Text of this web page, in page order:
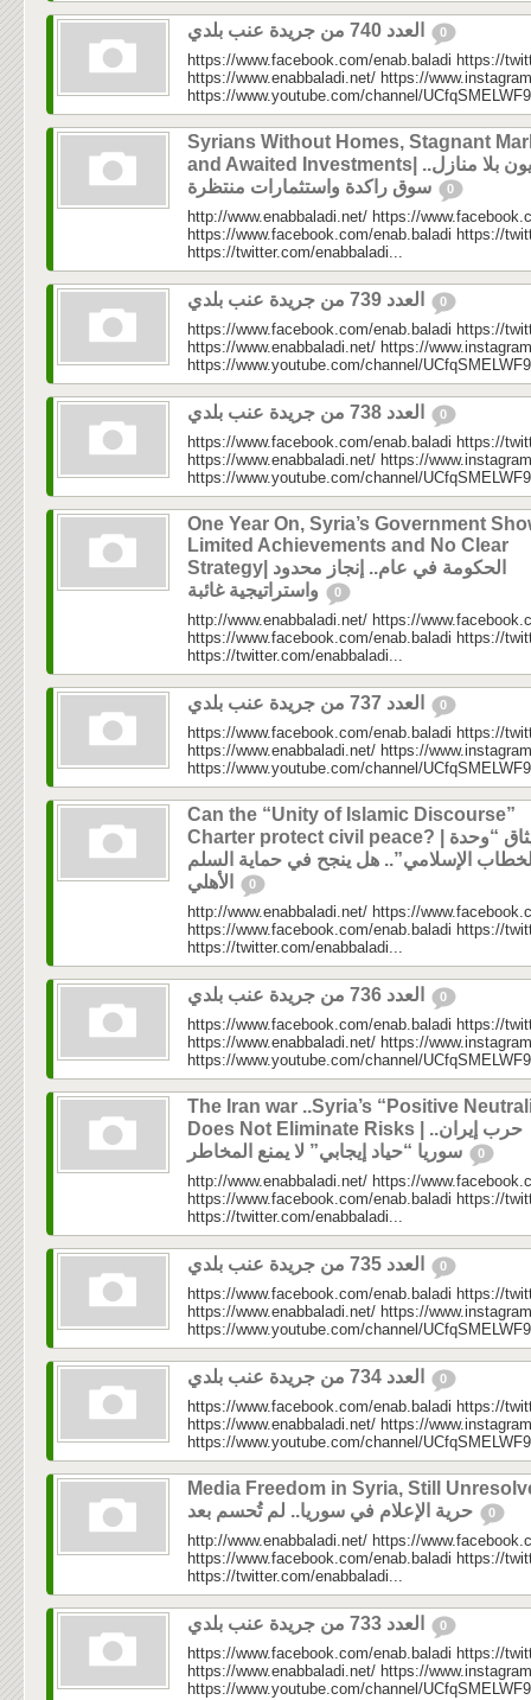
0
https://www.facebook.com/enab.baladi https://
https://www.enabbaladi.net/ https://
https://www.youtube.com/channel/
Syrians Without Homes, Stagnant
and Awaited Investments| سوريون بلا منازل..
0
http://www.enabbaladi.net/ https://
https://www.facebook.com/enab.baladi https://
https://twitter.com/enabbaladi...
0
https://www.facebook.com/enab.baladi https://
https://www.enabbaladi.net/ https://
https://www.youtube.com/channel/
0
https://www.facebook.com/enab.baladi https://
https://www.enabbaladi.net/ https://
https://www.youtube.com/channel/
One Year On, Syria’s Government
Limited Achievements and No Clear
Strategy| الحكومة في عام.. إنجاز محدود
0
http://www.enabbaladi.net/ https://
https://www.facebook.com/enab.baladi https://
https://twitter.com/enabbaladi...
0
https://www.facebook.com/enab.baladi https://
https://www.enabbaladi.net/ https://
https://www.youtube.com/channel/
Can the “Unity of Islamic Discourse”
Charter protect civil peace? | ميثاق “وحدة
الإسلامي”.. هل ينجح في حماية السلم
0
http://www.enabbaladi.net/ https://
https://www.facebook.com/enab.baladi https://
https://twitter.com/enabbaladi...
0
https://www.facebook.com/enab.baladi https://
https://www.enabbaladi.net/ https://
https://www.youtube.com/channel/
The Iran war ..Syria’s “Positive
Does Not Eliminate Risks | حرب إيران..
0
http://www.enabbaladi.net/ https://
https://www.facebook.com/enab.baladi https://
https://twitter.com/enabbaladi...
0
https://www.facebook.com/enab.baladi https://
https://www.enabbaladi.net/ https://
https://www.youtube.com/channel/
0
https://www.facebook.com/enab.baladi https://
https://www.enabbaladi.net/ https://
https://www.youtube.com/channel/
Media Freedom in Syria, Still
0
http://www.enabbaladi.net/ https://
https://www.facebook.com/enab.baladi https://
https://twitter.com/enabbaladi...
0
https://www.facebook.com/enab.baladi https://
https://www.enabbaladi.net/ https://
https://www.youtube.com/channel/